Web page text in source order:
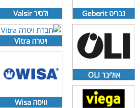
גבריט Geberit
אוליבר OLI
ולסיר Valsir
ויטרה Vitra
וויסה Wisa